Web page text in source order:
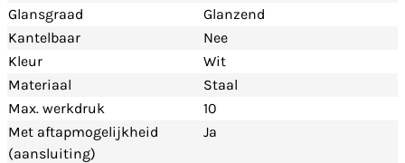
Glansgraad
Glanzend
Kantelbaar
Nee
Kleur
Wit
Materiaal
Staal
Max. werkdruk
10
Met aftapmogelijkheid
(aansluiting)
Ja